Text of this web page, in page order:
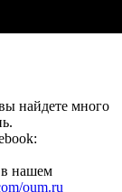
найдете много
в нашем
oum.ru